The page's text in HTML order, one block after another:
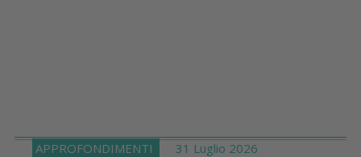
APPROFONDIMENTI 31 Luglio 2026